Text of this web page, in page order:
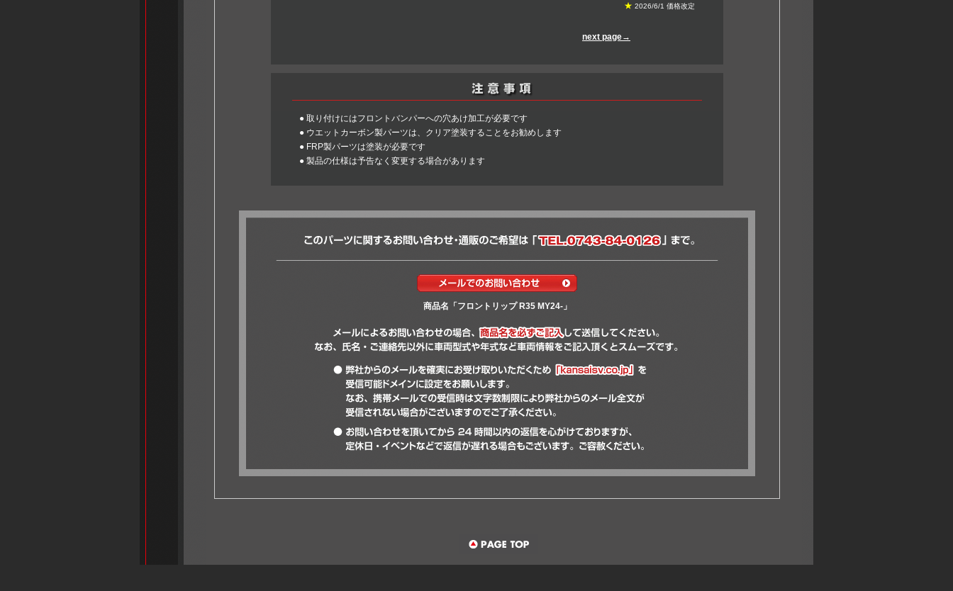
★ 2026/6/1 価格改定
next page→
● 取り付けにはフロントバンパーへの穴あけ加工が必要です
● ウエットカーボン製パーツは、クリア塗装することをお勧めします
● FRP製パーツは塗装が必要です
● 製品の仕様は予告なく変更する場合があります
商品名「フロントリップ R35 MY24-」